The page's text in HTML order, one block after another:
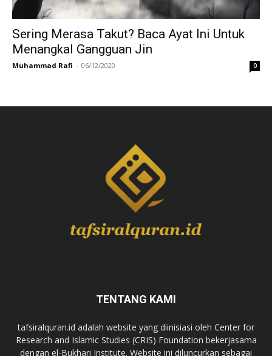
Sering Merasa Takut? Baca Ayat Ini Untuk
Menangkal Gangguan Jin
Muhammad Rafi - 06/12/2020 0
TENTANG KAMI
tafsiralquran.id adalah website yang diinisiasi oleh Center for
Research and Islamic Studies (CRIS) Foundation bekerjasama
dengan el-Bukhari Institute. Website ini diluncurkan sebagai